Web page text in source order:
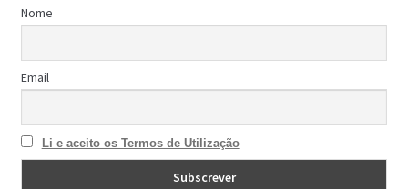
Nome
Email
Li e aceito os Termos de Utilização